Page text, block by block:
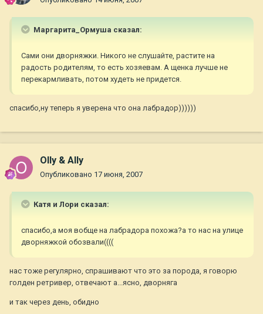
Маргарита_Ормуша сказал:
Сами они дворняжки. Никого не слушайте, растите на
радость родителям, то есть хозяевам. А щенка лучше не
перекармливать, потом худеть не придется.
спасибо,ну теперь я уверена что она лабрадор))))))
Olly & Ally
Опубликовано 17 июня, 2007
Катя и Лори сказал:
спасибо,а моя вобще на лабрадора похожа?а то нас на улице
дворняжкой обозвали((((
нас тоже регулярно, спрашивают что это за порода, я говорю
голден ретривер, отвечают а...ясно, дворняга
и так через день, обидно